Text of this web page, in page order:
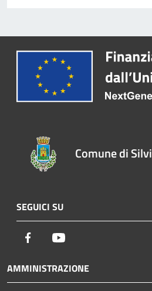
Comune di Silvi
SEGUICI SU
Facebook
AMMINISTRAZIONE